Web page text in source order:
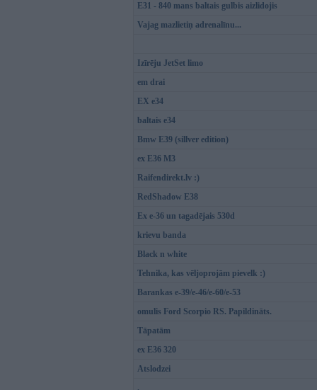
E31 - 840 mans baltais gulbis aizlidojis
Vajag mazlietiņ adrenalīnu...
Izīrēju JetSet limo
em drai
EX e34
baltais e34
Bmw E39 (sillver edition)
ex E36 M3
Raifendirekt.lv :)
RedShadow E38
Ex e-36 un tagadējais 530d
krievu banda
Black n white
Tehnika, kas vēljoprojām pievelk :)
Barankas e-39/e-46/e-60/e-53
omulis Ford Scorpio RS. Papildināts.
Tāpatām
ex E36 320
Atslodzei